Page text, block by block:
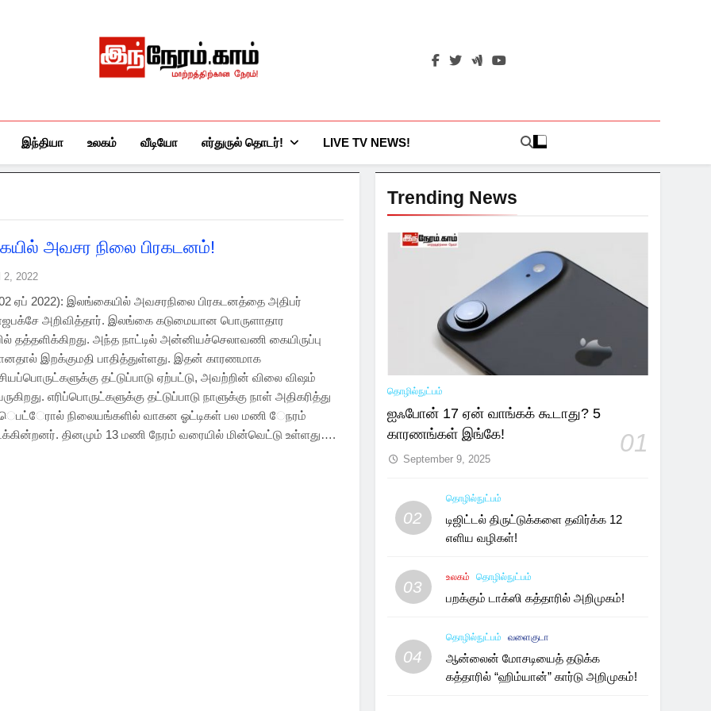
இந்நேரம்.காம்
இந்தியா உலகம் வீடியோ எர்துருல் தொடர்! LIVE TV NEWS!
அவசர நிலை பிரகடனம்!
2, 2022
ஏப் 2022): இலங்கையில் அவசரநிலை பிரகடனத்தை அதிபர்
அறிவித்தார். இலங்கை கடுமையான பொருளாதார
தத்தளிக்கிறது. அந்த நாட்டில் அன்னியச்செலாவணி கையிருப்பு
இறக்குமதி பாதித்துள்ளது. இதன் காரணமாக
தட்டுப்பாடு ஏற்பட்டு, அவற்றின் விலை விஷம்
எரிப்பொருட்களுக்கு தட்டுப்பாடு நாளுக்கு நாள் அதிகரித்து
ெபட்ேரால் நிலையங்களில் வாகன ஓட்டிகள் பல மணி ேநரம்
தினமும் 13 மணி நேரம் வரையில் மின்வெட்டு உள்ளது….
Trending News
தொழில்நுட்பம்
ஐஃபோன் 17 ஏன் வாங்கக் கூடாது? 5
காரணங்கள் இங்கே!
01
September 9, 2025
02
தொழில்நுட்பம்
டிஜிட்டல் திருட்டுக்களை தவிர்க்க 12
எளிய வழிகள்!
03
உலகம் தொழில்நுட்பம்
பறக்கும் டாக்ஸி கத்தாரில் அறிமுகம்!
04
தொழில்நுட்பம் வளைகுடா
ஆன்லைன் மோசடியைத் தடுக்க
கத்தாரில் “ஹிம்யான்” கார்டு அறிமுகம்!